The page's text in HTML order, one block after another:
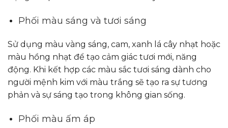
Phối màu sáng và tươi sáng
Sử dụng màu vàng sáng, cam, xanh lá cây nhạt hoặc
màu hồng nhạt để tạo cảm giác tươi mới, năng
động. Khi kết hợp các màu sắc tươi sáng dành cho
người mệnh kim với màu trắng sẽ tạo ra sự tương
phản và sự sáng tạo trong không gian sống.
Phối màu ấm áp